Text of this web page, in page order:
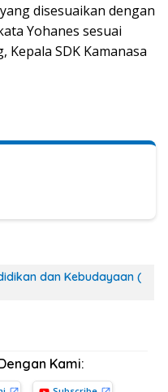
disesuaikan dengan
Yohanes sesuai
Kepala SDK Kamanasa
dan Kebudayaan (
Kami: